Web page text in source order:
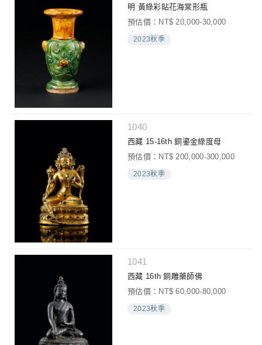
明 黃綠彩貼花海棠形瓶
預估價：NT$ 20,000-30,000
2023秋季
1040
西藏 15-16th 銅鎏金綠度母
預估價：NT$ 200,000-300,000
2023秋季
1041
西藏 16th 銅雕藥師佛
預估價：NT$ 60,000-80,000
2023秋季